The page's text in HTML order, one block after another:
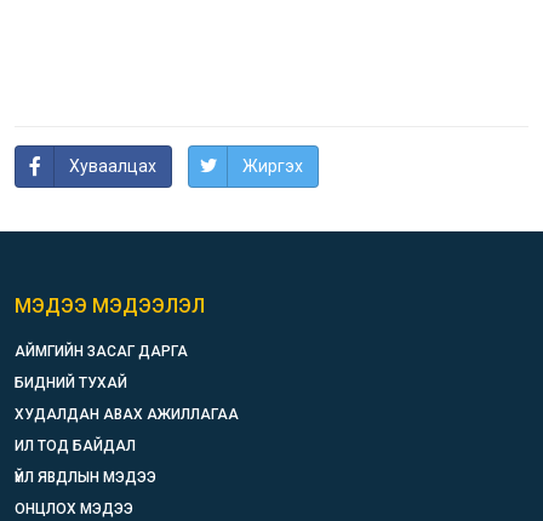
Хуваалцах Жиргэх
МЭДЭЭ МЭДЭЭЛЭЛ
АЙМГИЙН ЗАСАГ ДАРГА
БИДНИЙ ТУХАЙ
ХУДАЛДАН АВАХ АЖИЛЛАГАА
ИЛ ТОД БАЙДАЛ
ҮЙЛ ЯВДЛЫН МЭДЭЭ
ОНЦЛОХ МЭДЭЭ